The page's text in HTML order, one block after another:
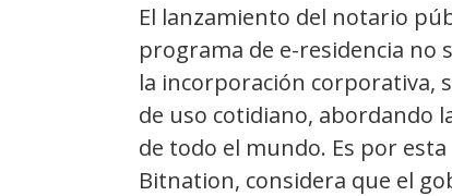
El lanzamiento del notario
programa de e-residencia no
la incorporación corporativa,
de uso cotidiano, abordando
de todo el mundo. Es por
Bitnation, considera que el